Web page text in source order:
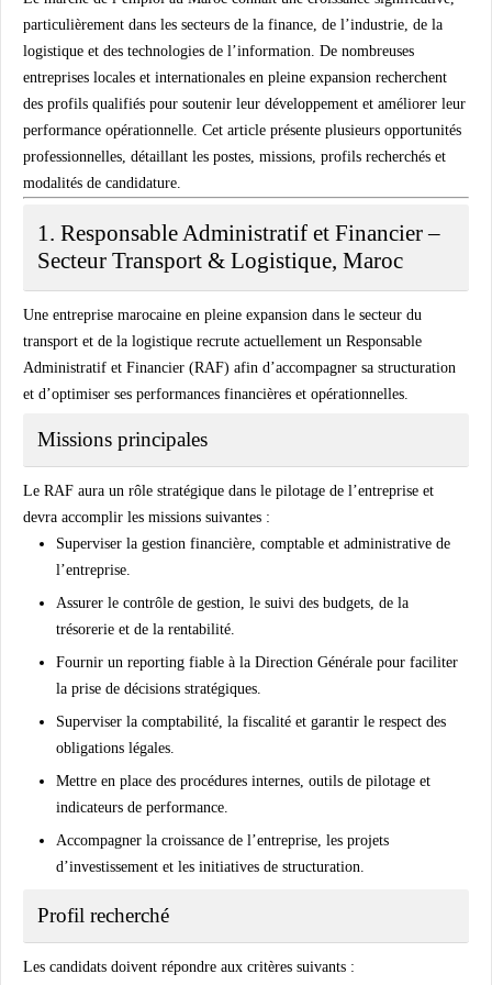
particulièrement dans les secteurs de la finance, de l’industrie, de la
logistique et des technologies de l’information. De nombreuses
entreprises locales et internationales en pleine expansion recherchent
des profils qualifiés pour soutenir leur développement et améliorer leur
performance opérationnelle. Cet article présente plusieurs opportunités
professionnelles, détaillant les postes, missions, profils recherchés et
modalités de candidature.
1. Responsable Administratif et Financier –
Secteur Transport & Logistique, Maroc
Une entreprise marocaine en pleine expansion dans le secteur du
transport et de la logistique recrute actuellement un Responsable
Administratif et Financier (RAF) afin d’accompagner sa structuration
et d’optimiser ses performances financières et opérationnelles.
Missions principales
Le RAF aura un rôle stratégique dans le pilotage de l’entreprise et
devra accomplir les missions suivantes :
Superviser la gestion financière, comptable et administrative de
l’entreprise.
Assurer le contrôle de gestion, le suivi des budgets, de la
trésorerie et de la rentabilité.
Fournir un reporting fiable à la Direction Générale pour faciliter
la prise de décisions stratégiques.
Superviser la comptabilité, la fiscalité et garantir le respect des
obligations légales.
Mettre en place des procédures internes, outils de pilotage et
indicateurs de performance.
Accompagner la croissance de l’entreprise, les projets
d’investissement et les initiatives de structuration.
Profil recherché
Les candidats doivent répondre aux critères suivants :